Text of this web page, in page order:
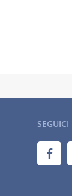
SEGUICI